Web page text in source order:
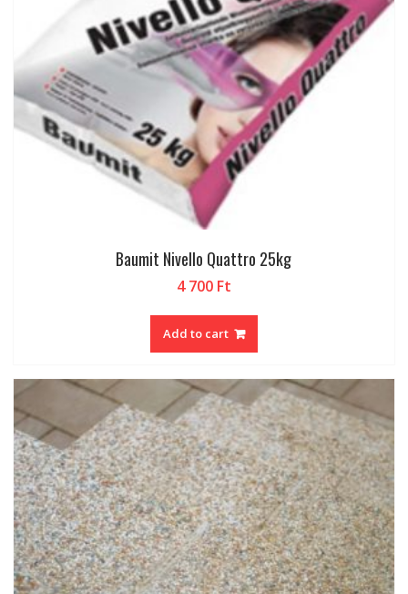
Baumit Nivello Quattro 25kg
4 700 Ft
Add to cart